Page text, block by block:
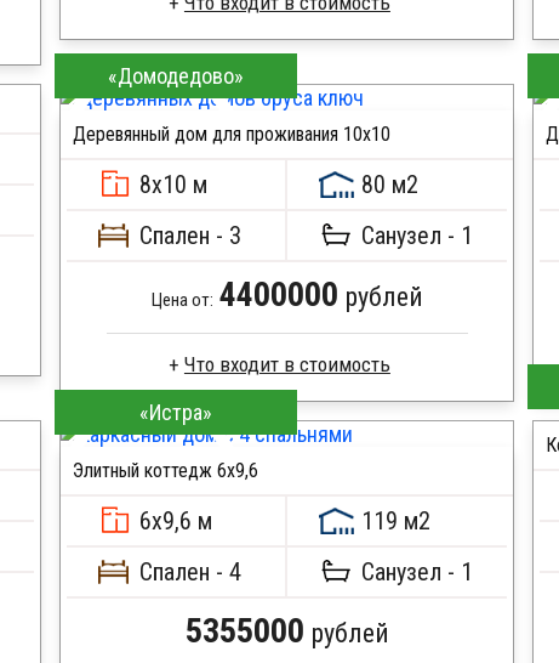
Брус камерной сушки
Стропила, балки 50х200 мм
Кровля металлочерепица
Метизы, саморезы, гвозди
Сборка на березовые нагеля, джут
Металлические сваи 108 диаметр
ПОДРОБНЕЕ
«Домодедово»
Деревянный дом для проживания 10x10
8х10 м
80 м2
Спален - 3
Санузел - 1
Цена от: 4400000 рублей
Профилированный брус
Стропила, балки 50х200 мм
Кровля металлочерепица
Метизы, саморезы, гвозди
Сборка на березовые нагеля, джут
Металлические сваи 108 диаметр
ПОДРОБНЕЕ
«Истра»
Элитный коттедж 6х9,6
6х9,6 м
119 м2
Спален - 4
Санузел - 1
5355000 рублей